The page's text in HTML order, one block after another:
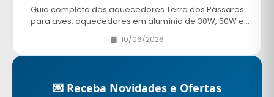
Guia completo dos aquecedores Terra dos Pássaros
para aves: aquecedores em alumínio de 30W, 50W e
100W para gaiolas, viveiros e terrários, e aquecedores
de imersão de 2W a 10W para bebedouros e fontes.
Saiba como escolher potência, voltagem e uso correto
10/06/2026
💌 Receba Novidades e Ofertas